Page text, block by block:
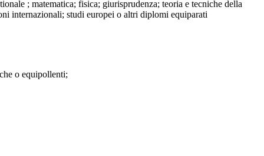
; matematica; fisica; giurisprudenza; teoria e tecniche della
internazionali; studi europei o altri diplomi equiparati
o equipollenti;